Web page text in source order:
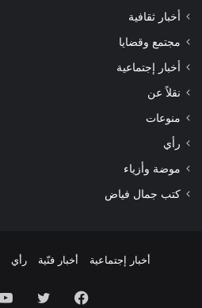
أخبار ثقافية
مجتمع وقضايا
أخبار إجتماعية
نقلاً عن
منوعات
رأي
موضة وأزياء
كتب جمال فياض
أخبار إجتماعية أخبار فنّية رأي
فيسبوك تويتر